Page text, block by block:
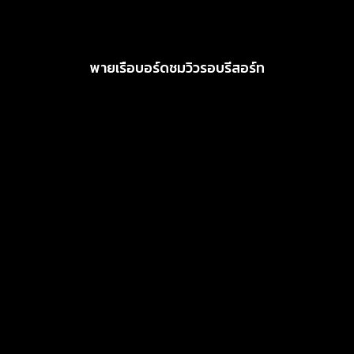
พายเรือบอร์ดชมวิวรอบรีสอร์ท